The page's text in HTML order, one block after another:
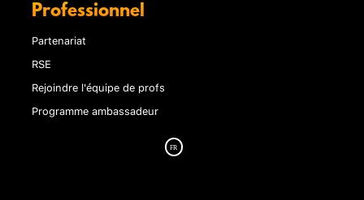
Professionnel
Partenariat
RSE
Rejoindre l'équipe de profs
Programme ambassadeur